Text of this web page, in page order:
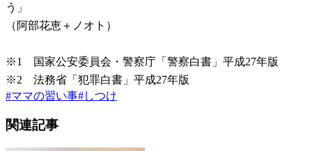
う」
（阿部花恵＋ノオト）
※1 国家公安委員会・警察庁「警察白書」平成27年版
※2 法務省「犯罪白書」平成27年版
#ママの習い事#しつけ
関連記事